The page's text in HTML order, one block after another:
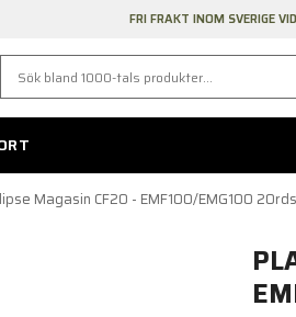
FRI FRAKT INOM SVERIGE
Magasin CF20 - EMF100/EMG100